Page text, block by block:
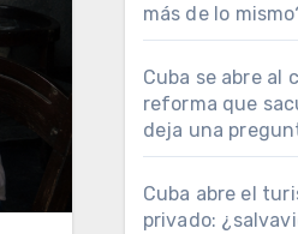
más de lo
Cuba se abre al
reforma que
deja una
Cuba abre el
privado: